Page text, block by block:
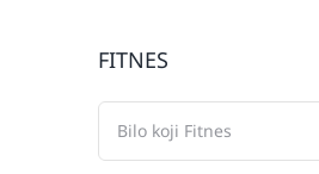
FITNES